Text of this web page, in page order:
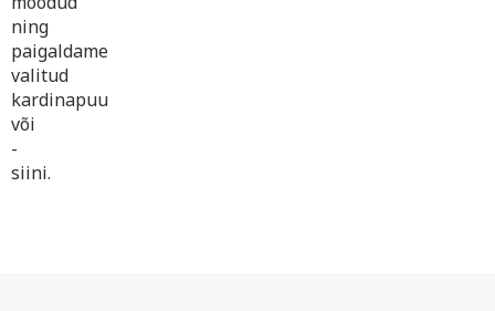
ning
paigaldame
valitud
kardinapuu
või
-
siini.